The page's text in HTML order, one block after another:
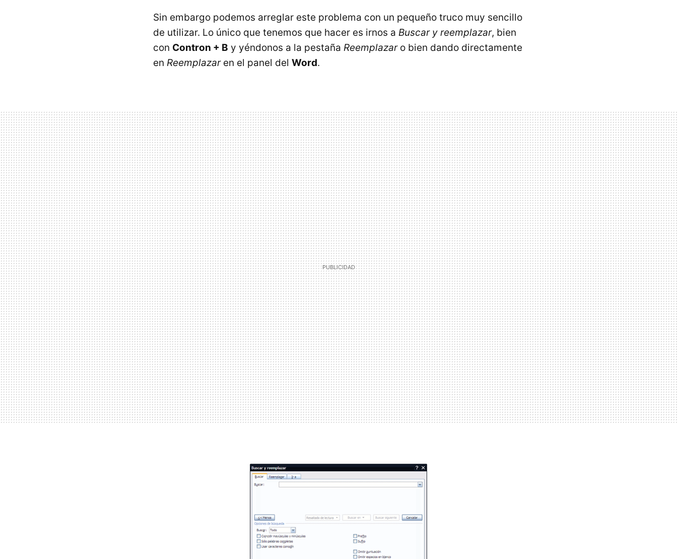
Sin embargo podemos arreglar este problema con un pequeño truco muy sencillo
de utilizar. Lo único que tenemos que hacer es irnos a Buscar y reemplazar, bien
con Contron + B y yéndonos a la pestaña Reemplazaro bien dando directamente
en Reemplazaren el panel del Word.